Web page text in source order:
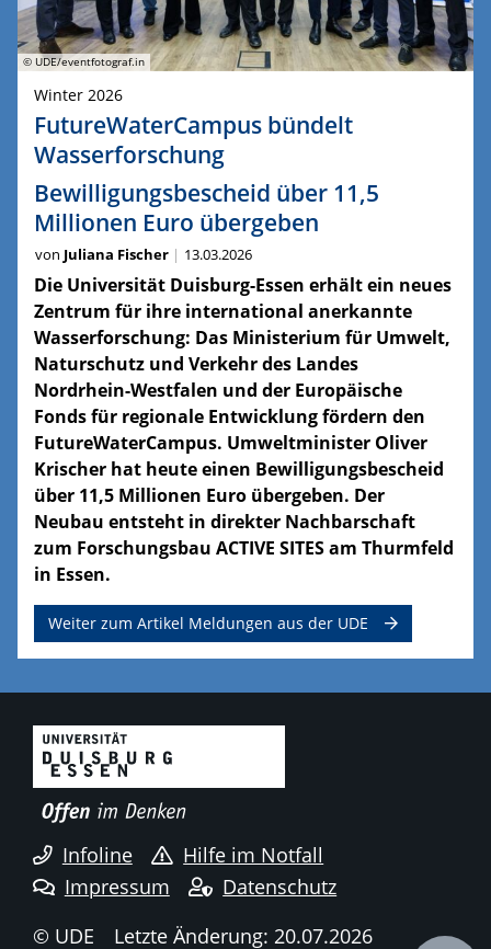
© UDE/eventfotograf.in
Winter 2026
FutureWaterCampus bündelt
Wasserforschung
Bewilligungsbescheid über 11,5
Millionen Euro übergeben
von Juliana Fischer 13.03.2026
Die Universität Duisburg-Essen erhält ein neues
Zentrum für ihre international anerkannte
Wasserforschung: Das Ministerium für Umwelt,
Naturschutz und Verkehr des Landes
Nordrhein-Westfalen und der Europäische
Fonds für regionale Entwicklung fördern den
FutureWaterCampus. Umweltminister Oliver
Krischer hat heute einen Bewilligungsbescheid
über 11,5 Millionen Euro übergeben. Der
Neubau entsteht in direkter Nachbarschaft
zum Forschungsbau ACTIVE SITES am Thurmfeld
in Essen.
Weiter zum Artikel Meldungen aus der UDE
Infoline
Hilfe im Notfall
Impressum
Datenschutz
© UDE
Letzte Änderung: 20.07.2026